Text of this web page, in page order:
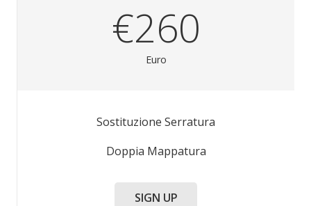
€260
Euro
Sostituzione Serratura
Doppia Mappatura
SIGN UP